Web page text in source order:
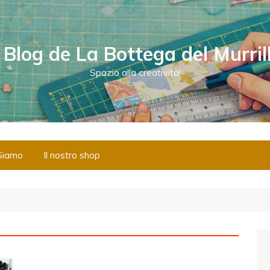
de La Bottega del
Spazio alla creatività!
Il nostro shop